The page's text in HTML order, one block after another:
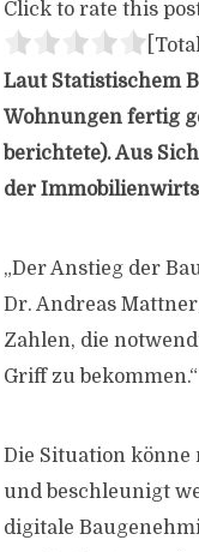
Click to rate this
Laut Statistischem
Wohnungen fertig
berichtete). Aus
der
„Der Anstieg der
Dr. Andreas
Zahlen, die
Griff zu bekommen.“
Die Situation könne
und beschleunigt
digitale